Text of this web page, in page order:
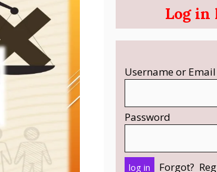
Log in
Username or Email
Password
Forgot?